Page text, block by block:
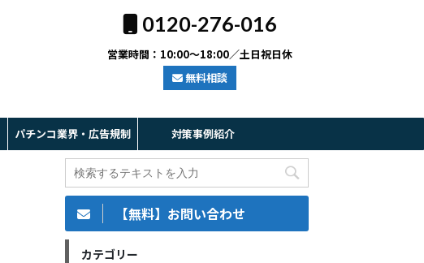
0120-276-016
営業時間：10:00～18:00／土日祝日休
無料相談
パチンコ業界・広告規制 対策事例紹介
【無料】お問い合わせ
カテゴリー